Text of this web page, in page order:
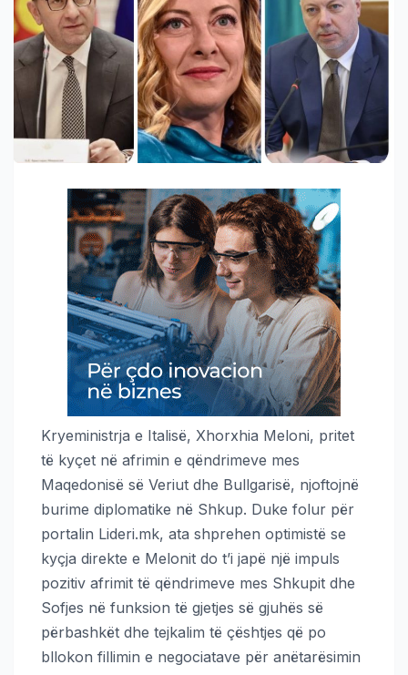
Kryeministrja e Italisë, Xhorxhia Meloni, pritet
të kyçet në afrimin e qëndrimeve mes
Maqedonisë së Veriut dhe Bullgarisë, njoftojnë
burime diplomatike në Shkup. Duke folur për
portalin Lideri.mk, ata shprehen optimistë se
kyçja direkte e Melonit do t’i japë një impuls
pozitiv afrimit të qëndrimeve mes Shkupit dhe
Sofjes në funksion të gjetjes së gjuhës së
përbashkët dhe tejkalim të çështjes që po
bllokon fillimin e negociatave për anëtarësimin